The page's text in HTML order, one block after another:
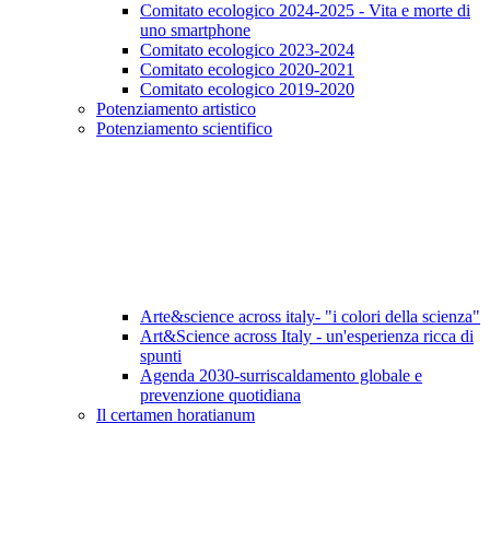
Comitato ecologico 2024-2025 - Vita e morte di
uno smartphone
Comitato ecologico 2023-2024
Comitato ecologico 2020-2021
Comitato ecologico 2019-2020
Potenziamento artistico
Potenziamento scientifico
Arte&science across italy- "i colori della scienza"
Art&Science across Italy - un'esperienza ricca di
spunti
Agenda 2030-surriscaldamento globale e
prevenzione quotidiana
Il certamen horatianum